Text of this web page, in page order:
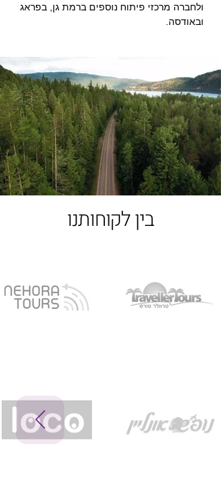
ולחברה מרכזי פיתוח נוספים ברמת גן, בפראג
ובאודסה.
בין לקוחותנו